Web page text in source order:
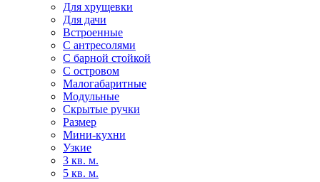
Для хрущевки
Для дачи
Встроенные
С антресолями
С барной стойкой
С островом
Малогабаритные
Модульные
Скрытые ручки
Размер
Мини-кухни
Узкие
3 кв. м.
5 кв. м.